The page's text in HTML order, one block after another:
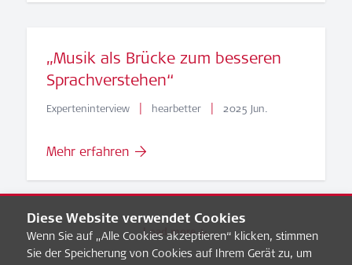
„Musik als Brücke zum besseren
Sprachverstehen“
Experteninterview | hearbetter | 2025 Jun.
Mehr erfahren
Load more
Diese Website verwendet Cookies
Wenn Sie auf „Alle Cookies akzeptieren“ klicken, stimmen
Sie der Speicherung von Cookies auf Ihrem Gerät zu, um